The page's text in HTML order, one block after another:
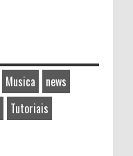
Musica
news
Tutoriais